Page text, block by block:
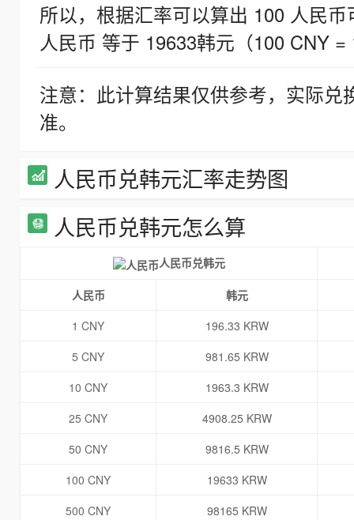
所以，根据汇率可以算出 100 人民
人民币 等于 19633韩元（100 CNY =
注意：此计算结果仅供参考，实际
准。
人民币兑韩元汇率走势图
人民币兑韩元怎么算
人民币兑韩元
人民币
韩元
1 CNY
196.33 KRW
5 CNY
981.65 KRW
10 CNY
1963.3 KRW
25 CNY
4908.25 KRW
50 CNY
9816.5 KRW
100 CNY
19633 KRW
500 CNY
98165 KRW